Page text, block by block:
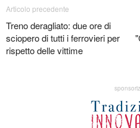
Articolo precedente
Treno deragliato: due ore di
sciopero di tutti i ferrovieri per
rispetto delle vittime